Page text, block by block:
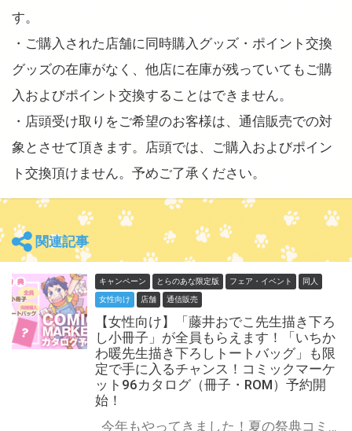
す。
・ご購入された店舗に同時購入グッズ・ポイント交換
グッズの在庫がなく、他店に在庫が残っていてもご購
入およびポイント交換することはできません。
・店頭受け取りをご希望のお客様は、通信販売での対
象とさせて頂きます。店頭では、ご購入およびポイン
ト交換頂けません。予めご了承ください。
関連記事
キャンペーン とらのあな限定版 フェア・イベント 同人
女性向け 店舗 通信販売
【女性向け】「藤井おでこ先生描き下ろ
し小冊子」が全員もらえます！「いちか
わ暖先生描き下ろしトートバッグ」も限
定で手に入るチャンス！コミックマーケ
ット96カタログ（冊子・ROM）予約開
始！
今年もやってきました！夏の祭典コミックマーケット96が8月に開催！ とらのあなでは、女性のお客様向けに、「藤井おでこ先生描き下ろし小冊子」をご購入特典としてご用意しています！ そのほか、なんと「いちかわ暖先生描き下ろし限定トートバッグ（『新しい上司はど天然』の「主任」と「桃瀬くん」の描き下ろしイラスト！）」が同時購入でGETできちゃいます！！ ぜひコミケ９６カタログはとらのあなでお買い求めください！！ 男性向けはこちら